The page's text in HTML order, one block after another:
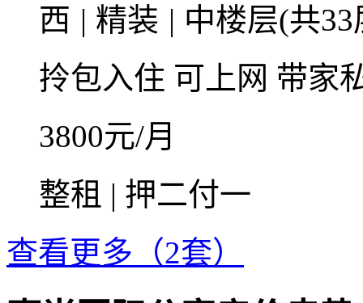
西 | 精装 | 中楼层(共
拎包入住 可上网 带家
3800元/月
整租 | 押二付一
查看更多（2套）